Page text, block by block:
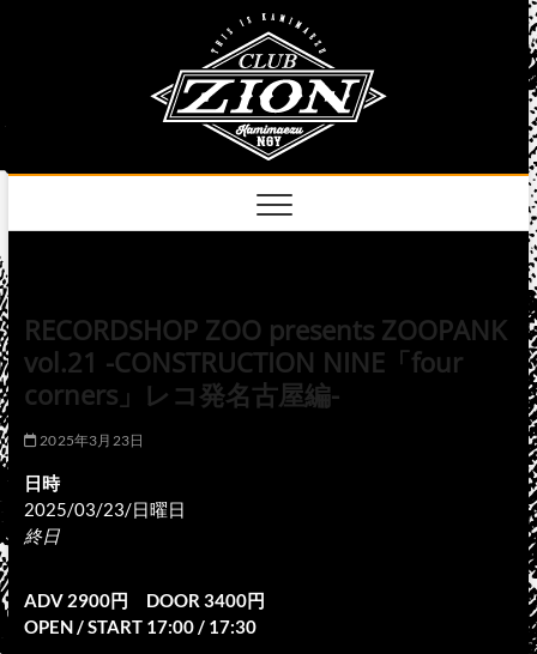
RECORDSHOP ZOO presents ZOOPANK
vol.21 -CONSTRUCTION NINE「four
corners」レコ発名古屋編-
2025年3月23日
日時
2025/03/23/日曜日
終日
ADV 2900円 DOOR 3400円
OPEN / START 17:00 / 17:30